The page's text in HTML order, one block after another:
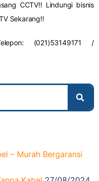
CCTV!! Lindungi bisnis
Sekarang!!
(021)53149171 /
– Murah Bergaransi